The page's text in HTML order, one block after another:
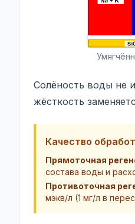
Солёность воды не
жёсткость
Качество
Прямоточная
состава воды и
Противоточная
мэкв/л (1 мг/л в